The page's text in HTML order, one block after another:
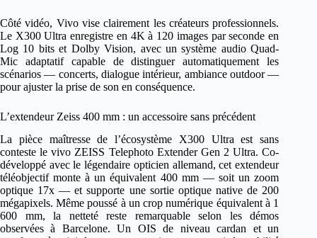
Côté vidéo, Vivo vise clairement les créateurs professionnels.
Le X300 Ultra enregistre en 4K à 120 images par seconde en
Log 10 bits et Dolby Vision, avec un système audio Quad-
Mic adaptatif capable de distinguer automatiquement les
scénarios — concerts, dialogue intérieur, ambiance outdoor —
pour ajuster la prise de son en conséquence.
L’extendeur Zeiss 400 mm : un accessoire sans précédent
La pièce maîtresse de l’écosystème X300 Ultra est sans
conteste le vivo ZEISS Telephoto Extender Gen 2 Ultra. Co-
développé avec le légendaire opticien allemand, cet extendeur
téléobjectif monte à un équivalent 400 mm — soit un zoom
optique 17x — et supporte une sortie optique native de 200
mégapixels. Même poussé à un crop numérique équivalent à 1
600 mm, la netteté reste remarquable selon les démos
observées à Barcelone. Un OIS de niveau cardan et un